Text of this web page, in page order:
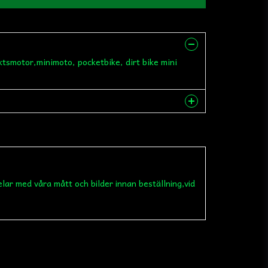
pocketbike, dirt bike mini
email
med våra mått och bilder innan beställning,vid